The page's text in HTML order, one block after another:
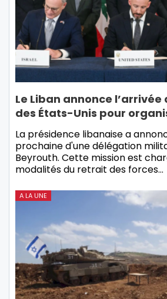
Le Liban annonce l’arrivée
des États-Unis pour
La présidence libanaise a
prochaine d'une délégation
Beyrouth. Cette mission est
modalités du retrait des forces…
A LA UNE